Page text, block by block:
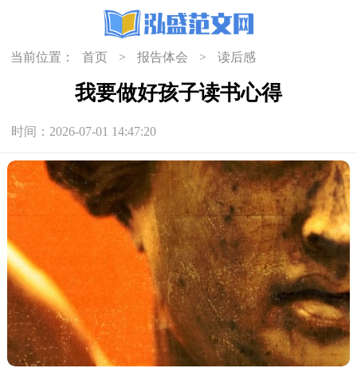
当前位置： 首页 > 报告体会 > 读后感
我要做好孩子读书心得
时间：2026-07-01 14:47:20